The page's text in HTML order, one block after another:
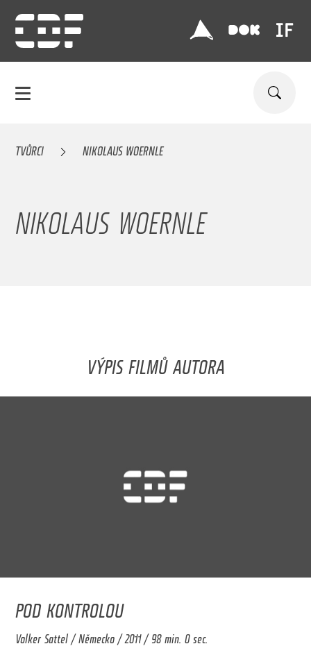
TVŮRCI NIKOLAUS WOERNLE
NIKOLAUS WOERNLE
VÝPIS FILMŮ AUTORA
POD KONTROLOU
Volker Sattel / Německo / 2011 / 98 min. 0 sec.